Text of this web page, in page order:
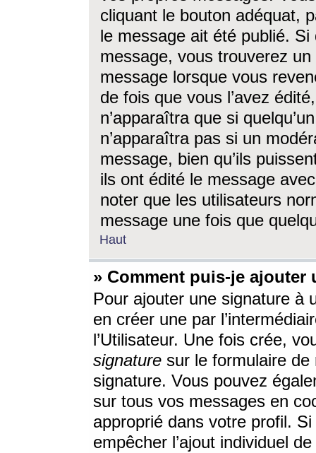
cliquant le bouton adéquat,
le message ait été publié. Si
message, vous trouverez
message lorsque vous
de fois que vous l’avez
n’apparaîtra que si
n’apparaîtra pas si un
message, bien qu’ils
ils ont édité le message
noter que les utilisateurs
message une fois que
Haut
» Comment puis-je ajouter
Pour ajouter une signature à
en créer une par
l’Utilisateur. Une fois crée,
signature sur le formulaire de
signature. Vous pouvez
sur tous vos messages en
approprié dans votre profil.
empêcher l’ajout individuel